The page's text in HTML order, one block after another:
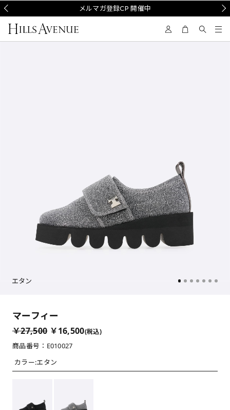
メルマガ登録CP 開催中
エタン
マーフィー
￥27,500 ￥16,500(税込)
商品番号：E010027
カラー:エタン